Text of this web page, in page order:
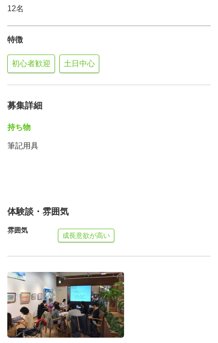
12名
特徴
初心者歓迎 土日中心
募集詳細
持ち物
筆記用具
体験談・雰囲気
雰囲気
成長意欲が高い